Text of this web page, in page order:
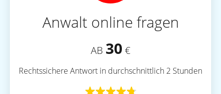
Anwalt online fragen
AB 30 €
Rechtssichere Antwort in durchschnittlich 2 Stunden